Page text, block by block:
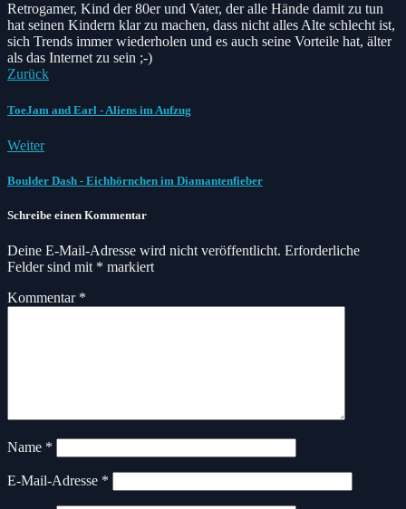
Retrogamer, Kind der 80er und Vater, der alle Hände damit zu tun
hat seinen Kindern klar zu machen, dass nicht alles Alte schlecht ist,
sich Trends immer wiederholen und es auch seine Vorteile hat, älter
als das Internet zu sein ;-)
Zurück
ToeJam and Earl - Aliens im Aufzug
Weiter
Boulder Dash - Eichhörnchen im Diamantenfieber
Schreibe einen Kommentar
Deine E-Mail-Adresse wird nicht veröffentlicht. Erforderliche
Felder sind mit * markiert
Kommentar *
Name *
E-Mail-Adresse *